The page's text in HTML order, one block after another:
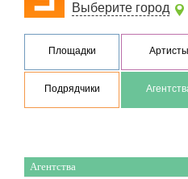
Выберите город
Площадки Артисты
Подрядчики
Агентства